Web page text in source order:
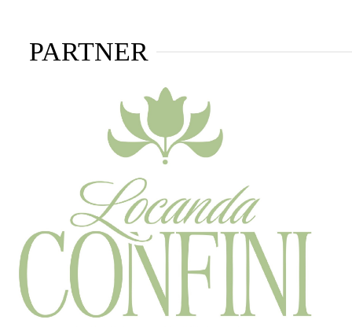
PARTNER